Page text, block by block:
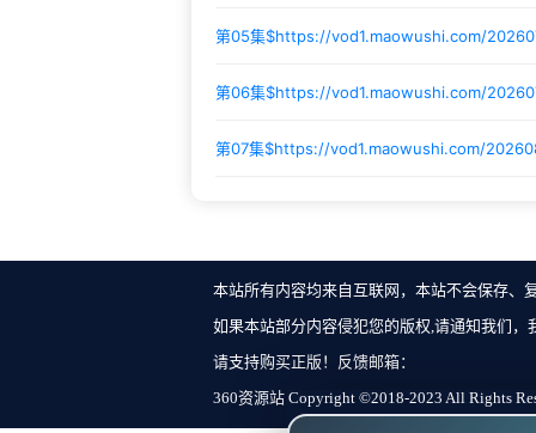
第05集$https://vod1.maowushi.com/
第06集$https://vod1.maowushi.com/
第07集$https://vod1.maowushi.com/
本站所有内容均来自互联网，本站不会保存、
如果本站部分内容侵犯您的版权,请通知我们
请支持购买正版！反馈邮箱：
360资源站 Copyright ©2018-2023 All Rights